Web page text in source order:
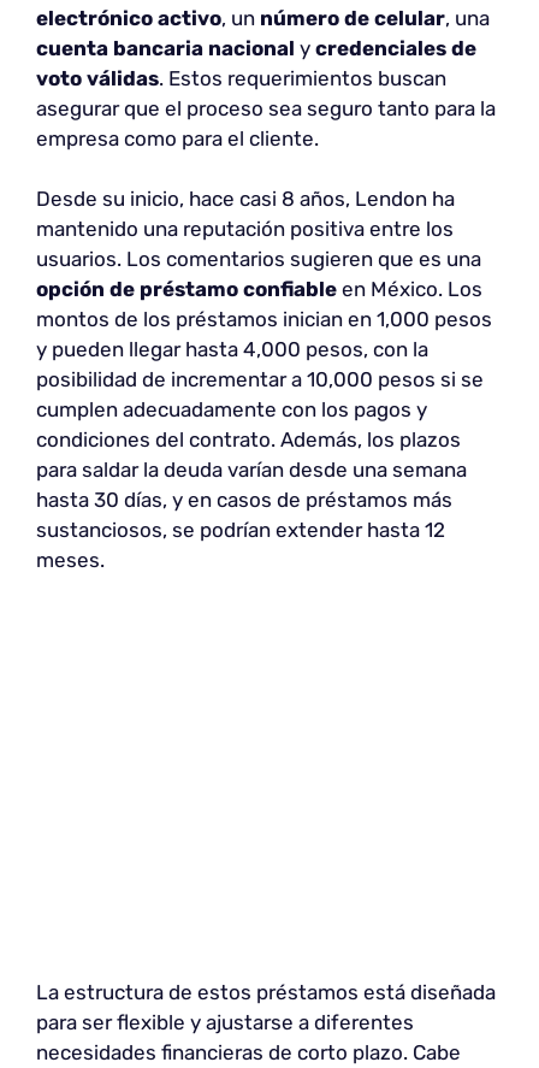
electrónico activo, un número de celular, una
cuenta bancaria nacional y credenciales de
voto válidas. Estos requerimientos buscan
asegurar que el proceso sea seguro tanto para la
empresa como para el cliente.
Desde su inicio, hace casi 8 años, Lendon ha
mantenido una reputación positiva entre los
usuarios. Los comentarios sugieren que es una
opción de préstamo confiable en México. Los
montos de los préstamos inician en 1,000 pesos
y pueden llegar hasta 4,000 pesos, con la
posibilidad de incrementar a 10,000 pesos si se
cumplen adecuadamente con los pagos y
condiciones del contrato. Además, los plazos
para saldar la deuda varían desde una semana
hasta 30 días, y en casos de préstamos más
sustanciosos, se podrían extender hasta 12
meses.
La estructura de estos préstamos está diseñada
para ser flexible y ajustarse a diferentes
necesidades financieras de corto plazo. Cabe